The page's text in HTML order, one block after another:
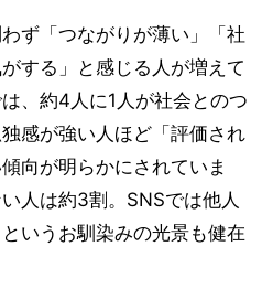
ず「つながりが薄い」「社
する」と感じる人が増えて
、約4人に1人が社会とのつ
感が強い人ほど「評価され
向が明らかにされていま
人は約3割。SNSでは他人
いうお馴染みの光景も健在